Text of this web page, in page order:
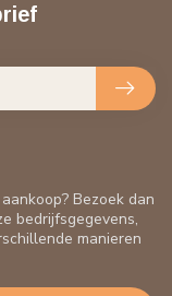
Bezoek dan
bedrijfsgegevens,
manieren